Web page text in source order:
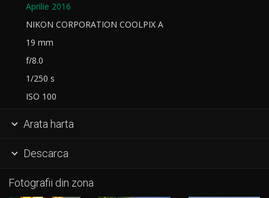
Aprilie 2016
NIKON CORPORATION COOLPIX A
19 mm
f/8.0
1/250 s
ISO 100
 Arata harta
 Descarca
Fotografii din zona